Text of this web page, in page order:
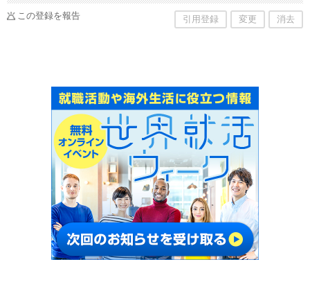
この登録を報告 引用登録 変更 消去